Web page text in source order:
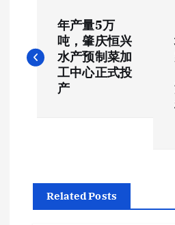
章
年产量5万
吨，肇庆恒兴
水产预制菜加
工中心正式投
产
Related Posts